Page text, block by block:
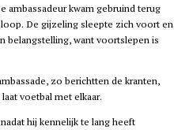
ambassadeur kwam gebruind terug
De gijzeling sleepte zich voort en
belangstelling, want voortslepen is
zo berichtten de kranten,
voetbal met elkaar.
hij kennelijk te lang heeft